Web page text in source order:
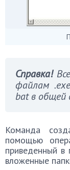
Справка!
файлам
bat в общей
Команда
помощью
приведенный
вложенные